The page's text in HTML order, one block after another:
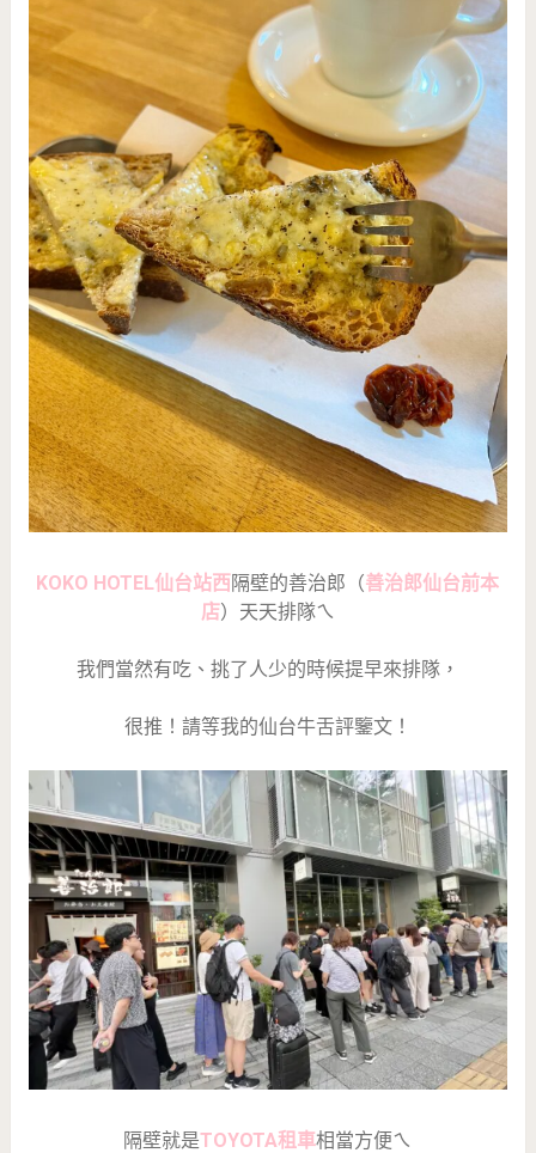
KOKO HOTEL仙台站西 隔壁的善治郎（善治郎仙台前本
店）天天排隊ㄟ
我們當然有吃、挑了人少的時候提早來排隊，
很推！請等我的仙台牛舌評鑒文！
隔壁就是TOYOTA租車相當方便ㄟ